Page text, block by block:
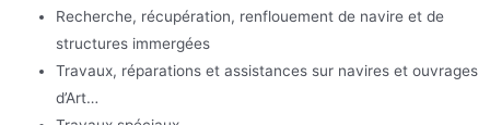
Recherche, récupération, renflouement de navire et de
structures immergées
Travaux, réparations et assistances sur navires et ouvrages
d’Art…